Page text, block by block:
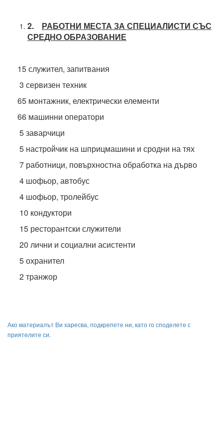
2. РАБОТНИ МЕСТА ЗА СПЕЦИАЛИСТИ СЪС
СРЕДНООБРАЗОВАНИЕ
15 служител, запитвания
3 сервизен техник
65 монтажник, електрически елементи
66 машинни оператори
5 заварчици
5 настройчик на шприцмашини и сродни на тях
7 работници, повърхностна обработка на дърво
4 шофьор, автобус
4 шофьор, тролейбус
10 кондуктори
15 ресторантски служители
20 лични и социални асистенти
5 охранител
2 транжор
Ако материалът Ви харесва, подкрепете ни, като го споделете с
приятелите си.